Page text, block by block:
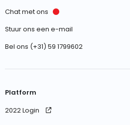
Chat met ons
Stuur ons een e-mail
Bel ons (+31) 59 1799602
Platform
2022 Login